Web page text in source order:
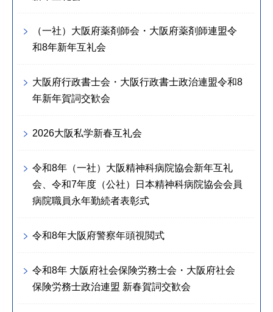
（一社）大阪府薬剤師会・大阪府薬剤師連盟令
和8年新年互礼会
大阪府行政書士会・大阪行政書士政治連盟令和8
年新年賀詞交歓会
2026大阪私学新春互礼会
令和8年（一社）大阪精神科病院協会新年互礼
会、令和7年度（公社）日本精神科病院協会会員
病院職員永年勤続者表彰式
令和8年大阪府警察年頭視閲式
令和8年 大阪府社会保険労務士会・大阪府社会
保険労務士政治連盟 新春賀詞交歓会